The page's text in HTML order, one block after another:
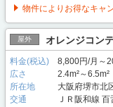
物件によりお得なキャ
屋外 オレンジコン
料金(税込)
8,800円/月～
広さ
2.4m²～6.5m²
所在地
大阪府堺市北
交通
ＪＲ阪和線